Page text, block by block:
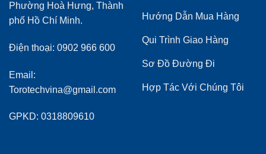
Phường Hoà Hưng, Thành
phố Hồ Chí Minh.
Điện thoại: 0902 966 600
Email:
Torotechvina@gmail.com
GPKD: 0318809610
Hướng Dẫn Mua Hàng
Qui Trình Giao Hàng
Sơ Đồ Đường Đi
Hợp Tác Với Chúng Tôi